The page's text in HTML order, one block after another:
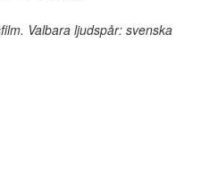
Valbara ljudspår: svenska